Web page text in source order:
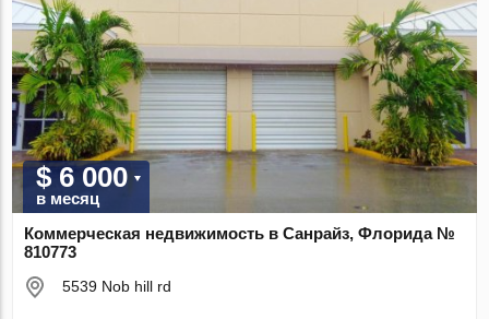
$ 6 000
в месяц
Коммерческая недвижимость в Санрайз, Флорида №
810773
5539 Nob hill rd